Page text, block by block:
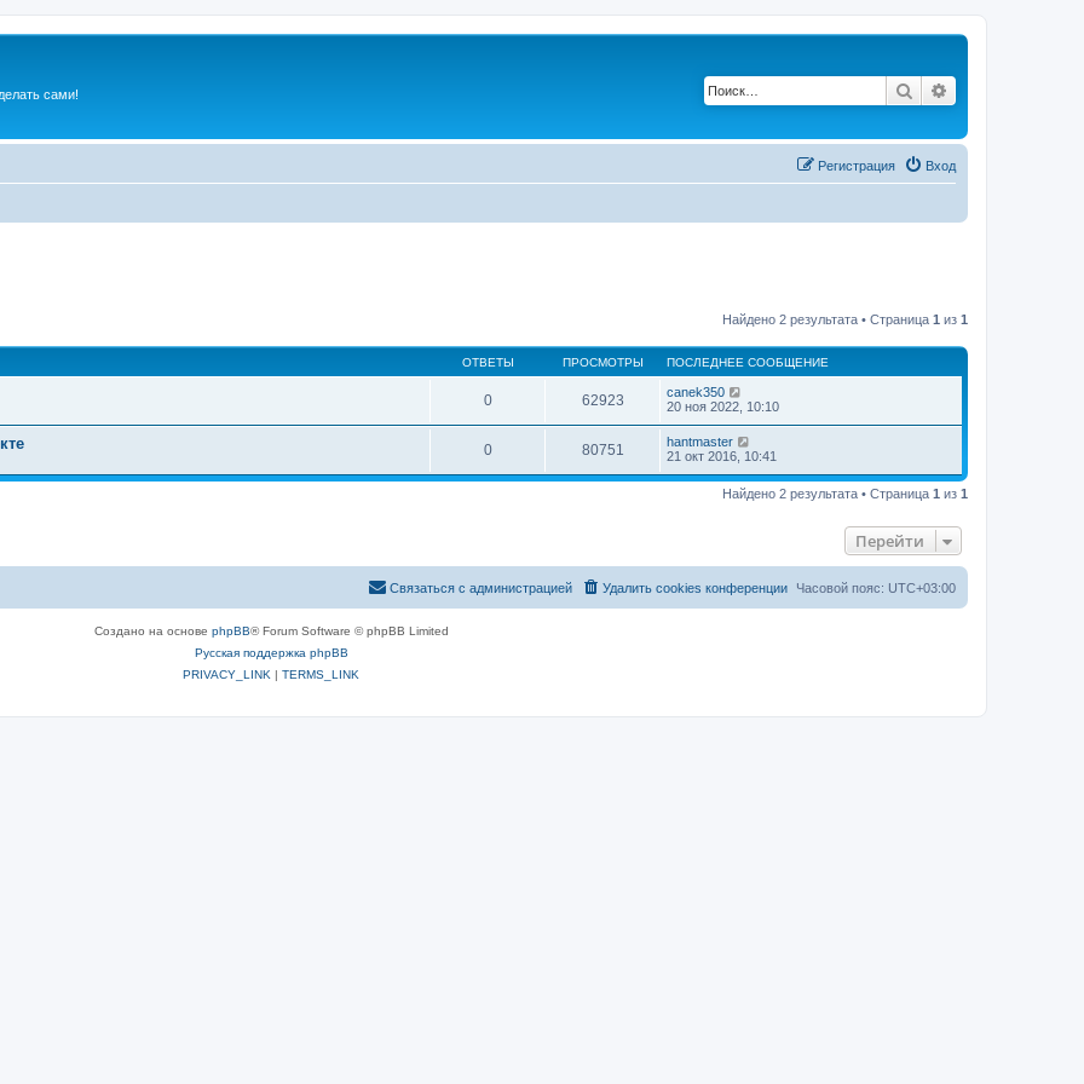
сами! Поиск
Вход
Регистрация
Найдено 2 результата • Страница 1 из 1
ОТВЕТЫ ПРОСМОТРЫ ПОСЛЕДНЕЕ СООБЩЕНИЕ
0 62923
canek350
20 ноя 2022, 10:10
0 80751
hantmaster
21 окт 2016, 10:41
Найдено 2 результата • Страница 1 из 1
Перейти
Часовой пояс: UTC+03:00
Удалить cookies конференции
Связаться с администрацией
Создано на основе phpBB® Forum Software © phpBB Limited
Русская поддержка phpBB
PRIVACY_LINK | TERMS_LINK